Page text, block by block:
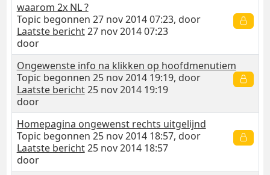
waarom 2x NL ?
Topic begonnen 27 nov 2014 07:23, door
Laatste bericht27 nov 2014 07:23
door
Ongewenste info na klikken op hoofdmenutiem
Topic begonnen 25 nov 2014 19:19, door
Laatste bericht25 nov 2014 19:19
door
Homepagina ongewenst rechts uitgelijnd
Topic begonnen 25 nov 2014 18:57, door
Laatste bericht25 nov 2014 18:57
door